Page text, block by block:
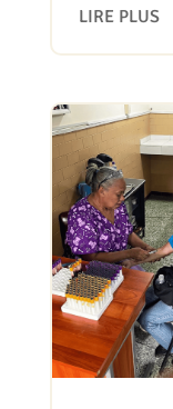
LIRE PLUS